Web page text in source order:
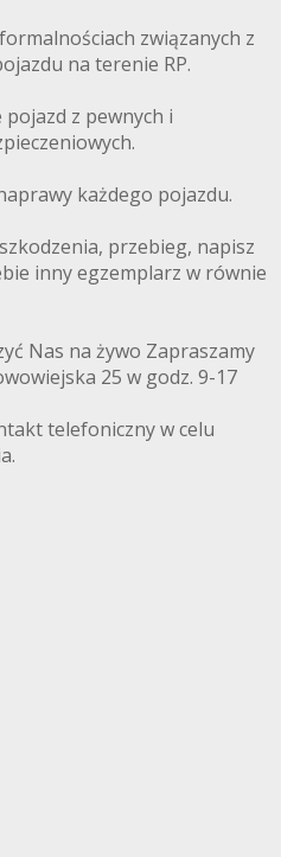
związanych z
na terenie RP.
z pewnych i
każdego pojazdu.
przebieg, napisz
inny egzemplarz w równie
Nas na żywo Zapraszamy
25 w godz. 9-17
telefoniczny w celu